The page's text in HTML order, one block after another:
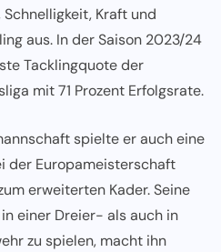
Kraft und
aus. In der Saison 2023/24
Tacklingquote der
mit 71 Prozent Erfolgsrate.
spielte er auch eine
der Europameisterschaft
erweiterten Kader. Seine
einer Dreier- als auch in
zu spielen, macht ihn